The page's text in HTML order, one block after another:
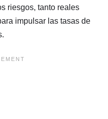
riesgos, tanto reales
impulsar las tasas de